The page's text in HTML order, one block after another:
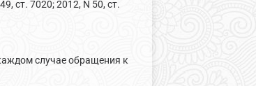
ст. 7020; 2012, N 50, ст.
случае обращения к